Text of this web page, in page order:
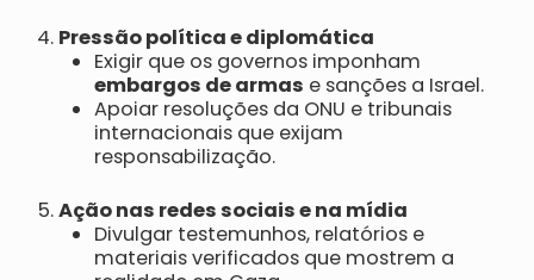
Pressão política e diplomática
Exigir que os governos imponham
embargos de armas e sanções a Israel.
Apoiar resoluções da ONU e tribunais
internacionais que exijam
responsabilização.
Ação nas redes sociais e na mídia
Divulgar testemunhos, relatórios e
materiais verificados que mostrem a